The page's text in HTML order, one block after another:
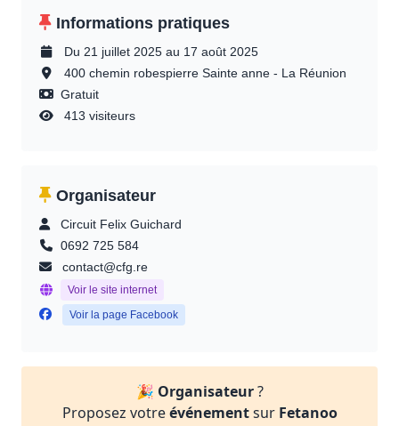
Informations pratiques
Du 21 juillet 2025 au 17 août 2025
400 chemin robespierre Sainte anne - La Réunion
Gratuit
413 visiteurs
Organisateur
Circuit Felix Guichard
0692 725 584
contact@cfg.re
Voir le site internet
Voir la page Facebook
🎉 Organisateur?
Proposez votreévénementsur Fetanoo